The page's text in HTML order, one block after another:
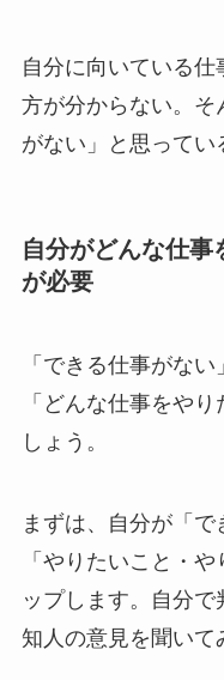
自分に向いている仕
方が分からない。
がない」と思ってい
自分がどんな仕事
が必要
「できる仕事がな
「どんな仕事をや
しょう。
まずは、自分が「
「やりたいこと・
ップします。自分
知人の意見を聞いて